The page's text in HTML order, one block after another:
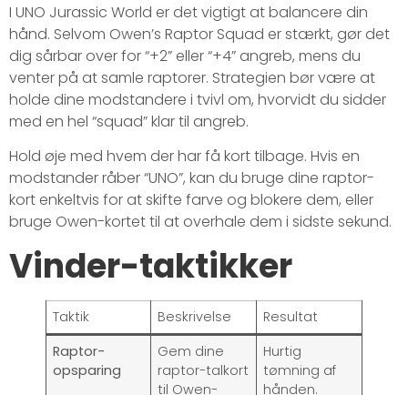
I UNO Jurassic World er det vigtigt at balancere din
hånd. Selvom Owen’s Raptor Squad er stærkt, gør det
dig sårbar over for “+2” eller “+4” angreb, mens du
venter på at samle raptorer. Strategien bør være at
holde dine modstandere i tvivl om, hvorvidt du sidder
med en hel “squad” klar til angreb.
Hold øje med hvem der har få kort tilbage. Hvis en
modstander råber “UNO”, kan du bruge dine raptor-
kort enkeltvis for at skifte farve og blokere dem, eller
bruge Owen-kortet til at overhale dem i sidste sekund.
Vinder-taktikker
Taktik Beskrivelse
Resultat
Raptor-
opsparing
Gem dine
raptor-talkort
til Owen-
Hurtig
tømning af
hånden.